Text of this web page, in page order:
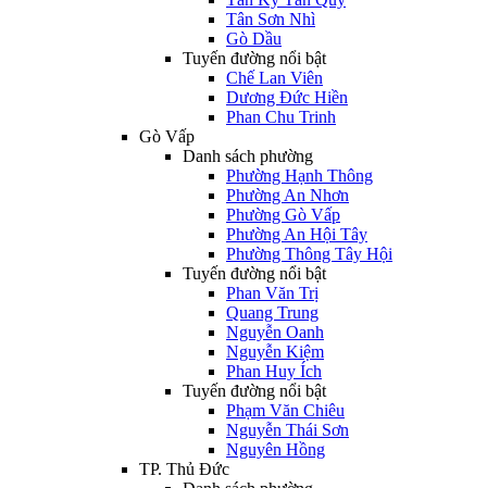
Tân Sơn Nhì
Gò Dầu
Tuyến đường nổi bật
Chế Lan Viên
Dương Đức Hiền
Phan Chu Trinh
Gò Vấp
Danh sách phường
Phường Hạnh Thông
Phường An Nhơn
Phường Gò Vấp
Phường An Hội Tây
Phường Thông Tây Hội
Tuyến đường nổi bật
Phan Văn Trị
Quang Trung
Nguyễn Oanh
Nguyễn Kiệm
Phan Huy Ích
Tuyến đường nổi bật
Phạm Văn Chiêu
Nguyễn Thái Sơn
Nguyên Hồng
TP. Thủ Đức